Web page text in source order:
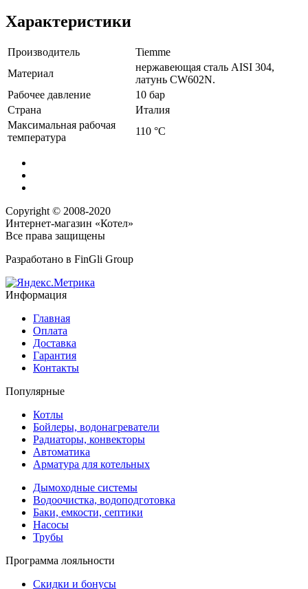
Характеристики
Производитель
Tiemme
Материал
нержавеющая сталь AISI 304,
латунь CW602N.
Рабочее давление
10 бар
Страна
Италия
Максимальная рабочая
температура
110 °C
Copyright © 2008-2020
Интернет-магазин «Котел»
Все права защищены
Разработано в FinGli Group
Информация
Главная
Оплата
Доставка
Гарантия
Контакты
Популярные
Котлы
Бойлеры, водонагреватели
Радиаторы, конвекторы
Автоматика
Арматура для котельных
Дымоходные системы
Водоочистка, водоподготовка
Баки, емкости, септики
Насосы
Трубы
Программа лояльности
Скидки и бонусы